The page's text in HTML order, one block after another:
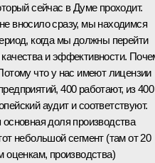
сейчас в Думе проходит.
вносило сразу, мы находимся
когда мы должны перейти
и эффективности.
что у нас имеют лицензии
400 работают, из 400
аудит и соответствуют.
доля производства
небольшой сегмент (там от 20
оценкам, производства)